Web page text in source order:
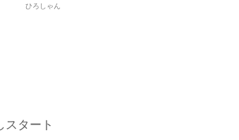
ひろしゃん
タート